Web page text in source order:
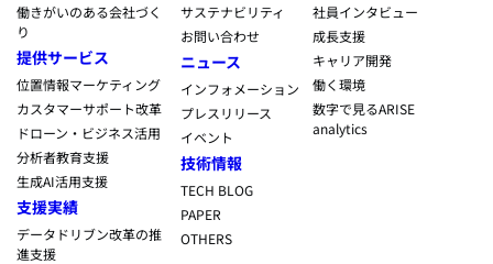
働きがいのある会社づく
り
提供サービス
位置情報マーケティング
カスタマーサポート改革
ドローン・ビジネス活用
分析者教育支援
生成AI活用支援
支援実績
データドリブン改革の推
進支援
サステナビリティ
お問い合わせ
ニュース
インフォメーション
プレスリリース
イベント
技術情報
TECH BLOG
PAPER
OTHERS
社員インタビュー
成長支援
キャリア開発
働く環境
数字で見るARISE
analytics